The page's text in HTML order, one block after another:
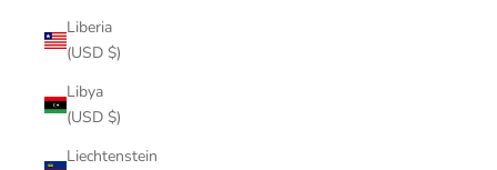
Liberia
(USD $)
Libya
(USD $)
Liechtenstein